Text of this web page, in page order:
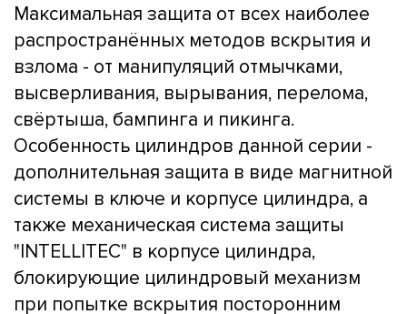
Максимальная защита от всех наиболее
распространённых методов вскрытия и
взлома - от манипуляций отмычками,
высверливания, вырывания, перелома,
свёртыша, бампинга и пикинга.
Особенность цилиндров данной серии -
дополнительная защита в виде магнитной
системы в ключе и корпусе цилиндра, а
также механическая система защиты
"INTELLITEC" в корпусе цилиндра,
блокирующие цилиндровый механизм
при попытке вскрытия посторонним